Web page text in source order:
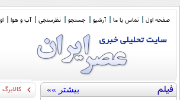
صفحه اول تماس با ما آرشیو جستجو نظرسنجی آب و هوا
فیلم بیشتر »»